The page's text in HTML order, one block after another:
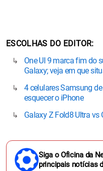
ESCOLHAS DO EDITOR
One UI 9 marca fim do
Galaxy; veja em que
4 celulares Samsung
esquecer o iPhone
Galaxy Z Fold8 Ultra vs
Siga o Oficina da
principais notícias